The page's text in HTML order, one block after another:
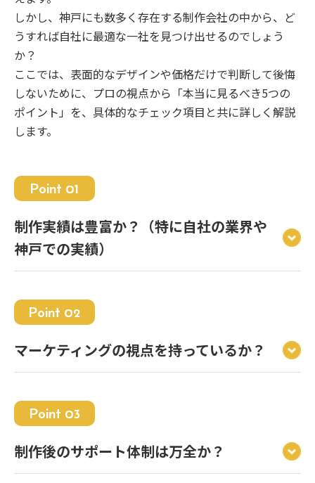
しかし、神戸にも数多く存在する制作会社の中から、ど
うすれば自社に最適な一社を見つけ出せるのでしょう
か？
ここでは、表面的なデザインや価格だけで判断して後悔
しないために、プロの視点から「本当に見るべき5つの
ポイント」を、具体的なチェック項目と共に詳しく解説
します。
Point 01
制作実績は豊富か？（特に自社の業界や
神戸での実績）
Point 02
マーケティングの視点を持っているか？
Point 03
制作後のサポート体制は万全か？